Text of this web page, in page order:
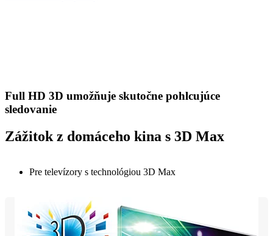
Full HD 3D umožňuje skutočne pohlcujúce
sledovanie
Zážitok z domáceho kina s 3D Max
Pre televízory s technológiou 3D Max